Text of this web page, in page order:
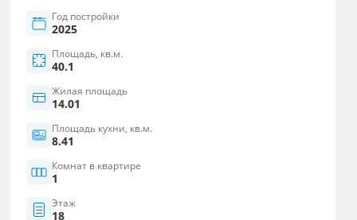
Год постройки
2025
Площадь, кв.м.
40.1
Жилая площадь
14.01
Площадь кухни, кв.м.
8.41
Комнат в квартире
1
Этаж
18